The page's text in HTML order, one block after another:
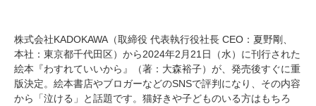
株式会社KADOKAWA（取締役 代表執行役社長 CEO：夏野剛、
本社：東京都千代田区）から2024年2月21日（水）に刊行された
絵本『わすれていいから』（著：大森裕子）が、発売後すぐに重
版決定。絵本書店やブロガーなどのSNSで評判になり、その内容
から「泣ける」と話題です。猫好きや子どものいる方はもちろ